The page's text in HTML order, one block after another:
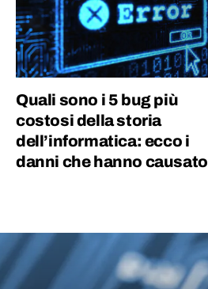
Quali sono i 5 bug più
costosi della storia
dell’informatica: ecco i
danni che hanno causato